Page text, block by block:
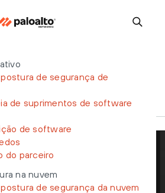
de segurança de
de suprimentos de software
de software
do parceiro
na nuvem
de segurança da nuvem
notícias, convites
alertas de ameaças